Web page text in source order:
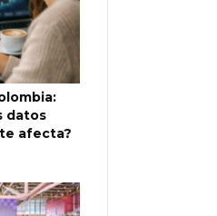
datos
afecta?